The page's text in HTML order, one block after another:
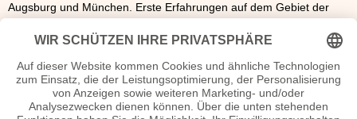
Augsburg und München. Erste Erfahrungen auf dem Gebiet der
sie bei Radio- und TV-Sendern wie ARD, SWR oder Sky.
Mittlerweile gehört Lea Wagner zum Moderatoren-Team des SWR,
wo sie Sendungen wie „Sport Extra“, „Sport am Samstag“ oder
„Sport im Dritten“ moderiert. Auch als Live-Reporterin der ARD in